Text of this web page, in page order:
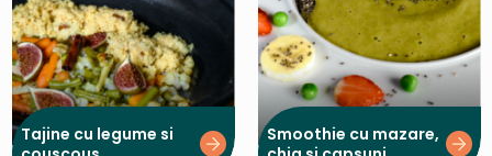
Tajine cu legume si
Smoothie cu mazare,